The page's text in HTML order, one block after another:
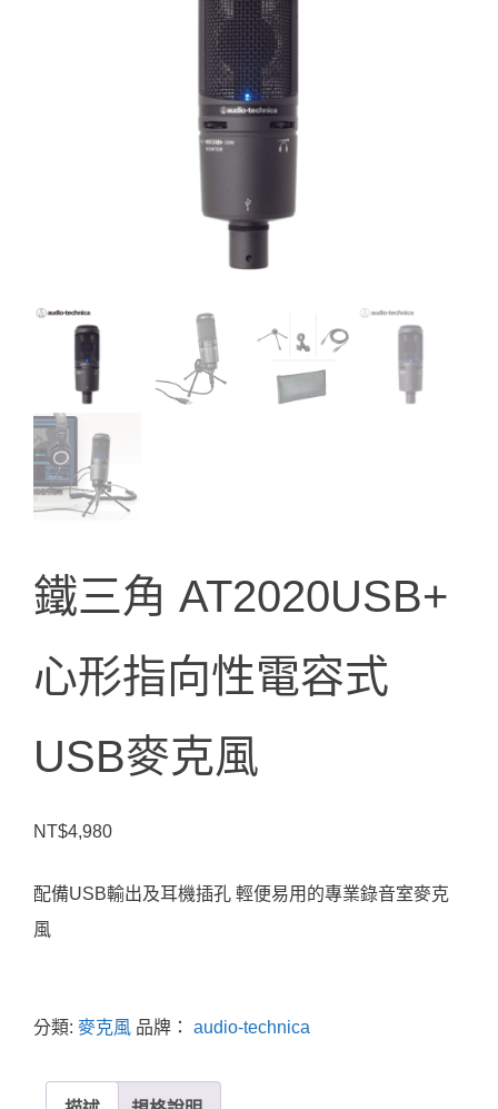
鐵三角 AT2020USB+
心形指向性電容式
USB麥克風
NT$4,980
配備USB輸出及耳機插孔 輕便易用的專業錄音室麥克
風
分類: 麥克風 品牌： audio-technica